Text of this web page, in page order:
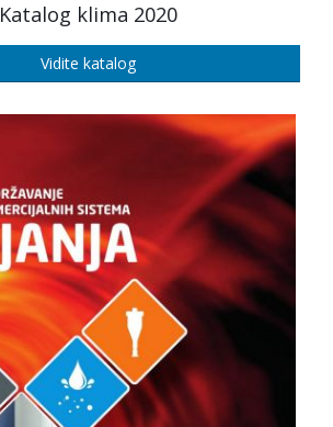
Katalog klima 2020
Vidite katalog